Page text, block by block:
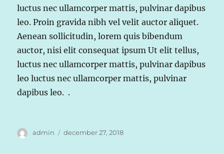
luctus nec ullamcorper mattis, pulvinar dapibus
leo. Proin gravida nibh vel velit auctor aliquet.
Aenean sollicitudin, lorem quis bibendum
auctor, nisi elit consequat ipsum Ut elit tellus,
luctus nec ullamcorper mattis, pulvinar dapibus
leo luctus nec ullamcorper mattis, pulvinar
dapibus leo. .
Författare
admin
Publicerat
december 27, 2018